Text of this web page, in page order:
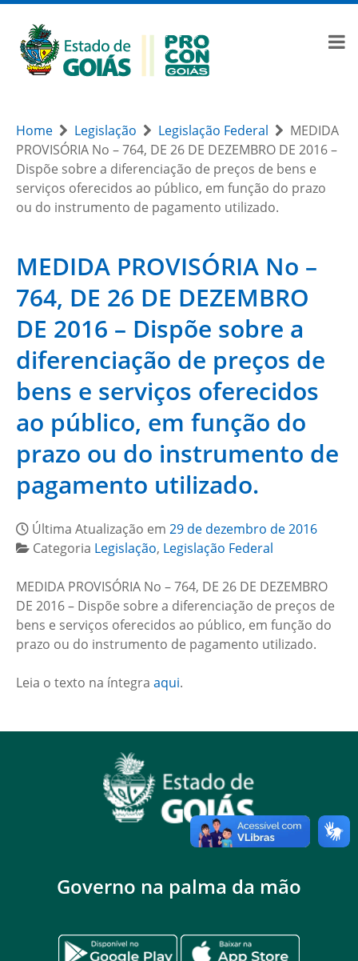
Home Legislação Legislação Federal
MEDIDA
PROVISÓRIA No – 764, DE 26 DE DEZEMBRO DE 2016 –
Dispõe sobre a diferenciação de preços de bens e
serviços oferecidos ao público, em função do prazo
ou do instrumento de pagamento utilizado.
MEDIDA PROVISÓRIA No –
764, DE 26 DE DEZEMBRO
DE 2016 – Dispõe sobre a
diferenciação de preços de
bens e serviços oferecidos
ao público, em função do
prazo ou do instrumento de
pagamento utilizado.
Última Atualização em 29 de dezembro de 2016
Categoria Legislação, Legislação Federal
MEDIDA PROVISÓRIA No – 764, DE 26 DE DEZEMBRO
DE 2016 – Dispõe sobre a diferenciação de preços de
bens e serviços oferecidos ao público, em função do
prazo ou do instrumento de pagamento utilizado.
Leia o texto na íntegra aqui.
Governo na palma da mão